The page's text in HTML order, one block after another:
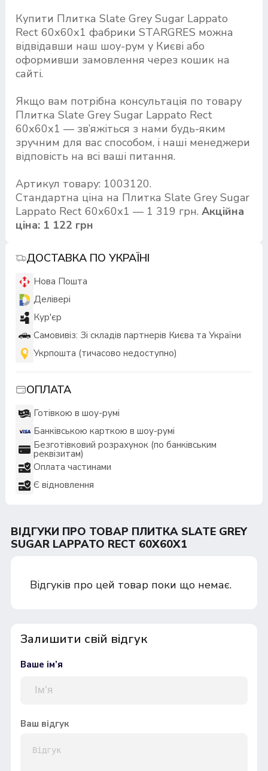
Купити Плитка Slate Grey Sugar Lappato
Rect 60х60х1 фабрики STARGRES можна
відвідавши наш шоу-рум у Києві або
оформивши замовлення через кошик на
сайті.
Якщо вам потрібна консультація по товару
Плитка Slate Grey Sugar Lappato Rect
60х60х1 — зв’яжіться з нами будь-яким
зручним для вас способом, і наші менеджери
відповість на всі ваші питання.
Артикул товару: 1003120.
Стандартна ціна на Плитка Slate Grey Sugar
Lappato Rect 60х60х1 — 1 319 грн. Акційна
ціна: 1 122 грн
ДОСТАВКА ПО УКРАЇНІ
Нова Пошта
Делівері
Кур'єр
Самовивіз: Зі складів партнерів Києва та України
Укрпошта (тичасово недоступно)
ОПЛАТА
Готівкою в шоу-румі
Банківською карткою в шоу-румі
Безготівковий розрахунок (по банківським
реквізитам)
Оплата частинами
Є відновлення
ВІДГУКИ ПРО ТОВАР ПЛИТКА SLATE GREY
SUGAR LAPPATO RECT 60Х60Х1
Відгуків про цей товар поки що немає.
Залишити свій відгук
Ваше ім’я
Ваш відгук